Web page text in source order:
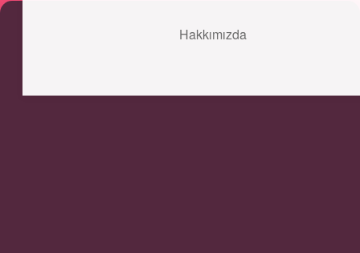
Hakkımızda